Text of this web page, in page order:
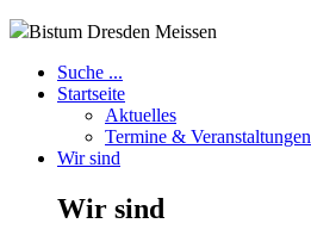
Bistum Dresden Meissen
Suche ...
Startseite
Aktuelles
Termine & Veranstaltungen
Wir sind
Wir sind